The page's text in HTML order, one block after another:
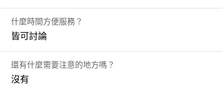
什麼時間方便服務？
皆可討論
還有什麼需要注意的地方嗎？
沒有